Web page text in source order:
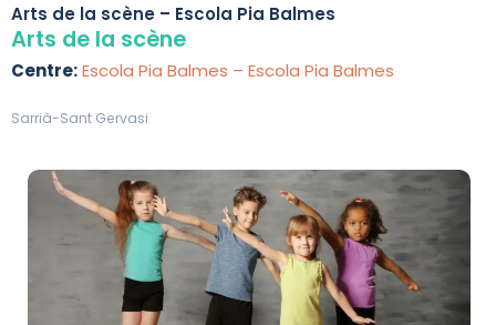
Arts de la scène – Escola Pia Balmes
Arts de la scène
Centre:Escola Pia Balmes – Escola Pia Balmes
Sarrià-Sant Gervasi